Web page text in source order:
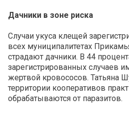
Дачники в зоне риска
Случаи укуса клещей
всех муниципалитетах
страдают дачники. В 44
зарегистрированных случаев
жертвой кровососов. Татьяна
территории кооперативов
обрабатываются от паразитов.